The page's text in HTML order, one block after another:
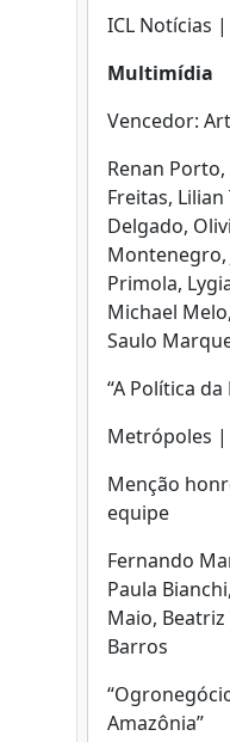
ICL Notícias |
Multimídia
Vencedor:
Renan
Freitas,
Delgado,
Montenegro,
Primola,
Michael
Saulo
“A Política da
Metrópoles |
Menção
equipe
Fernando
Paula
Maio,
Barros
Amazônia”